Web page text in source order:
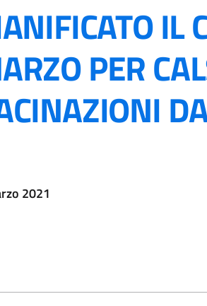
IL
PER
2021